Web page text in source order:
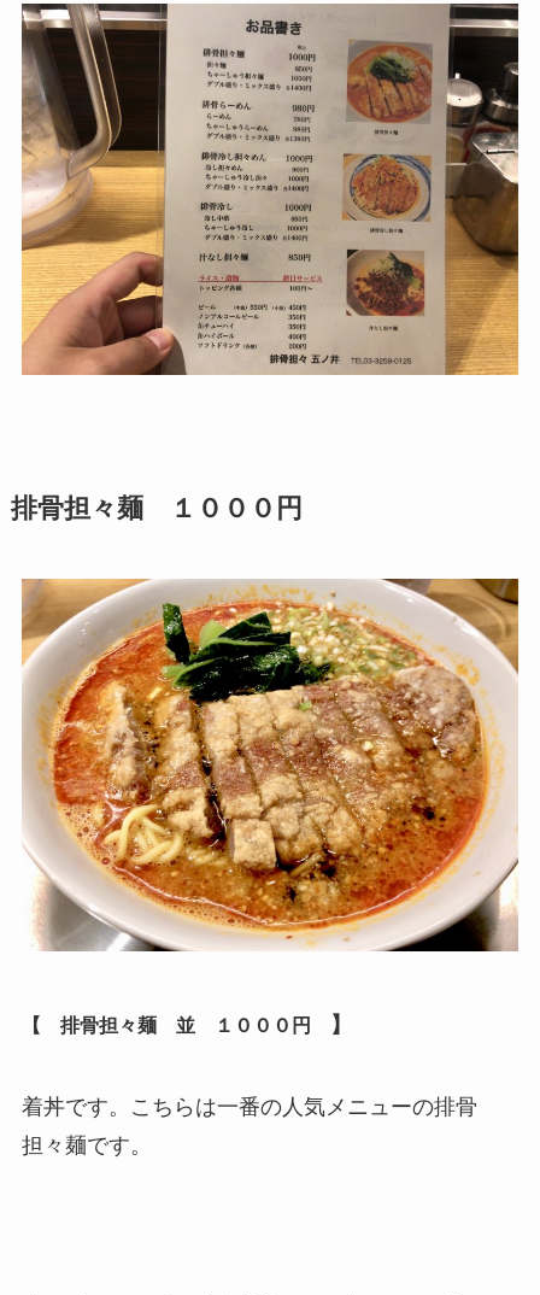
排骨担々麺 １０００円
【 排骨担々麺 並 １０００ 円 】
着丼です。こちらは一番の人気メニューの排骨
担々麺です。